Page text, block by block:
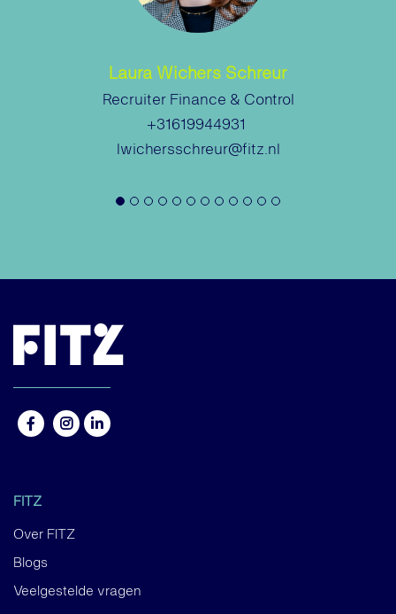
Laura Wichers Schreur
Recruiter Finance & Control
+31619944931
lwichersschreur@fitz.nl
FITZ
Over FITZ
Blogs
Veelgestelde vragen